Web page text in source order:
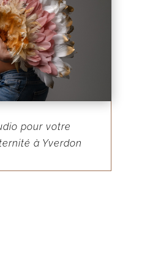
pour votre
à Yverdon